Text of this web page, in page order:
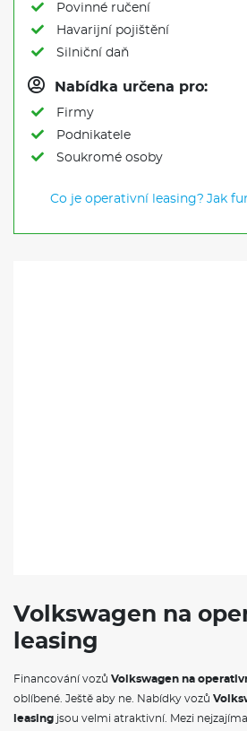
Povinné ručení
Havarijní pojištění
Silniční daň
Nabídka určena pro:
Firmy
Podnikatele
Soukromé osoby
Co je operativní leasing? Jak
Volkswagen na
leasing
Financování vozů Volkswagen na
oblíbené. Ještě aby ne. Nabídky vozů
leasing jsou velmi atraktivní. Mezi